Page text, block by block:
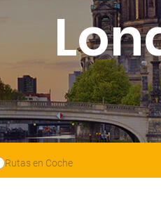
Rutas en Coche